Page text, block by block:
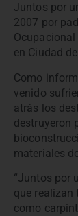
Juntos por
2007 por
en Ciudad
Como
venido
atrás los
destruyeron
materiales
“Juntos por
que realizan
como